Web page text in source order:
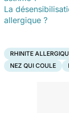
La
allergique ?
RHINITE
NEZ QUI COULE